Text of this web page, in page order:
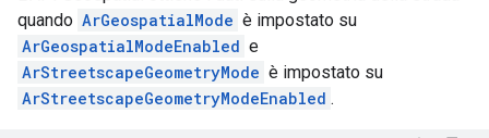
quando ArGeospatialMode è impostato su
ArGeospatialModeEnabled e
ArStreetscapeGeometryMode è impostato su
ArStreetscapeGeometryModeEnabled .